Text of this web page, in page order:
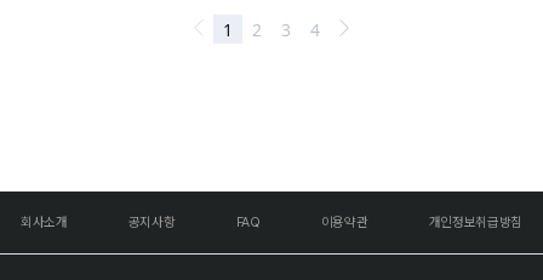
회사소개 공지사항 FAQ 이용약관 개인정보취급방침